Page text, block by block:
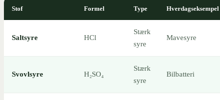
Stof Formel Type Hverdagseksempel
Saltsyre HCl
Stærk
syre
Mavesyre
Svovlsyre H₂SO₄
Stærk
syre
Bilbatteri